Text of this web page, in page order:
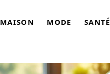
MAISON MODE SANTÉ